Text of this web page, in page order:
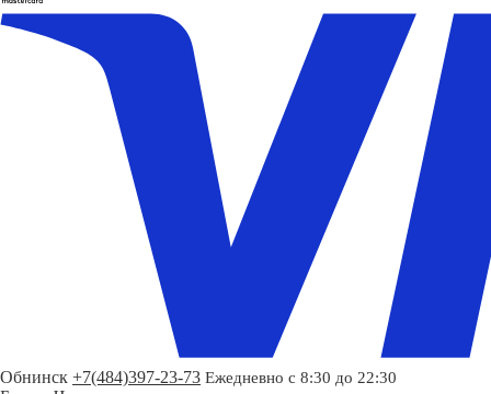
Обнинск +7(484)397-23-73 Ежедневно с 8:30 до 22:30